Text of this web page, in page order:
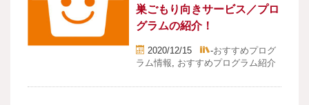
巣ごもり向きサービス／プロ
グラムの紹介！
2020/12/15 -おすすめプログ
ラム情報, おすすめプログラム紹介